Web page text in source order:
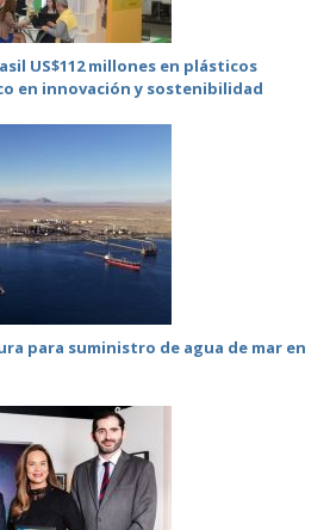
US$112 millones en plásticos
en innovación y sostenibilidad
para suministro de agua de mar en